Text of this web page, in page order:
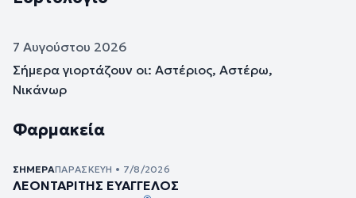
7 Αυγούστου 2026
Σήμερα γιορτάζουν οι: Αστέριος, Αστέρω,
Νικάνωρ
Φαρμακεία
ΣΉΜΕΡΑΠΑΡΑΣΚΕΥΉ • 7/8/2026
ΛΕΟΝΤΑΡΙΤΗΣ ΕΥΑΓΓΕΛΟΣ